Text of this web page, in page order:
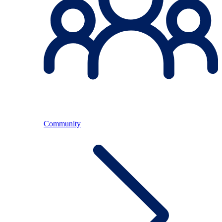
Community